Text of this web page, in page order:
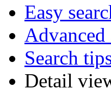
Easy
Advanced
Search
Detail